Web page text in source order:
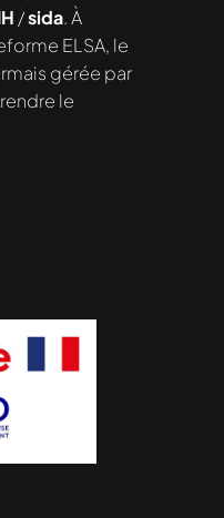
/sida. À
ELSA, le
gérée par
le